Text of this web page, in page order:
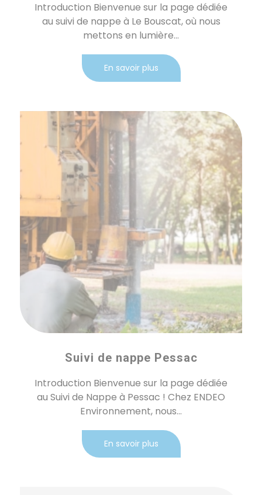
Introduction Bienvenue sur la page dédiée
au suivi de nappe à Le Bouscat, où nous
mettons en lumière...
En savoir plus
Suivi de nappe Pessac
Introduction Bienvenue sur la page dédiée
au Suivi de Nappe à Pessac ! Chez ENDEO
Environnement, nous...
En savoir plus